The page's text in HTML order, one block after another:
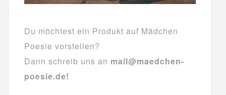
Du möchtest ein Produkt auf Mädchen
Poesie vorstellen?
Dann schreib uns an mail@maedchen-
poesie.de!